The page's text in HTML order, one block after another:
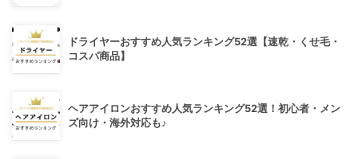
ドライヤーおすすめ人気ランキング52選【速乾・くせ毛・
コスパ商品】
ヘアアイロンおすすめ人気ランキング52選！初心者・メン
ズ向け・海外対応も♪